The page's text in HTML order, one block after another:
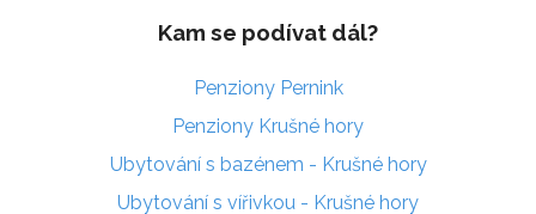
Kam se podívat dál?
Penziony Pernink
Penziony Krušné hory
Ubytování s bazénem - Krušné hory
Ubytování s vířivkou - Krušné hory